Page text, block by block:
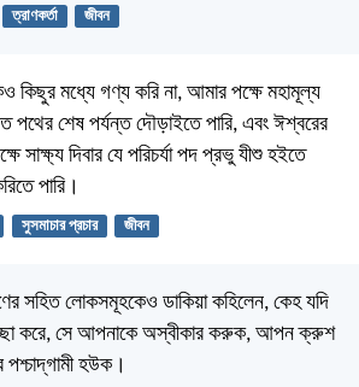
ত্রাণকর্তা জীবন
কিছুর মধ্যে গণ্য করি না, আমার পক্ষে মহামূল্য
পথের শেষ পর্যন্ত দৌড়াইতে পারি, এবং ঈশ্বরের
সাক্ষ্য দিবার যে পরিচর্যা পদ প্রভু যীশু হইতে
পারি।
সুসমাচার প্রচার জীবন
সহিত লোকসমূহকেও ডাকিয়া কহিলেন, কেহ যদি
করে, সে আপনাকে অস্বীকার করুক, আপন ক্রুশ
হউক।